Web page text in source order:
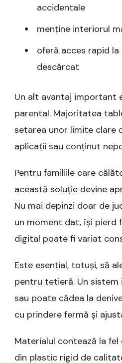
accidentale
menține interiorul
oferă acces rapid
descărcat
Un alt avantaj important
parental. Majoritatea
setarea unor limite clare
aplicații sau conținut
Pentru familiile care
această soluție devine
Nu mai depinzi doar de
un moment dat, își pierd
digital poate fi variat
Este esențial, totuși, să
pentru tetieră. Un
sau poate cădea la
cu prindere fermă și
Materialul contează la
din plastic rigid de